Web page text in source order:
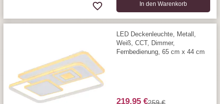
In den Warenkorb
LED Deckenleuchte, Metall,
Weiß, CCT, Dimmer,
Fernbedienung, 65 cm x 44 cm
219,95 €